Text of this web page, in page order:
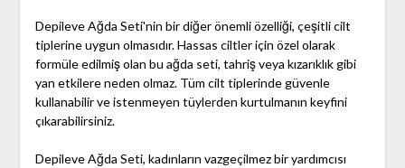
Depileve Ağda Seti'nin bir diğer önemli özelliği, çeşitli cilt
tiplerine uygun olmasıdır. Hassas ciltler için özel olarak
formüle edilmiş olan bu ağda seti, tahriş veya kızarıklık gibi
yan etkilere neden olmaz. Tüm cilt tiplerinde güvenle
kullanabilir ve istenmeyen tüylerden kurtulmanın keyfini
çıkarabilirsiniz.
Depileve Ağda Seti, kadınların vazgeçilmez bir yardımcısı